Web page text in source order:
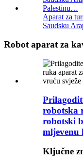
Aparat za
Saudsku
Robot aparat za
robotska
robotski
mljevenu
Ključne